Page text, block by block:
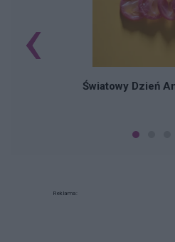
Światowy Dzień
‹
Reklama: